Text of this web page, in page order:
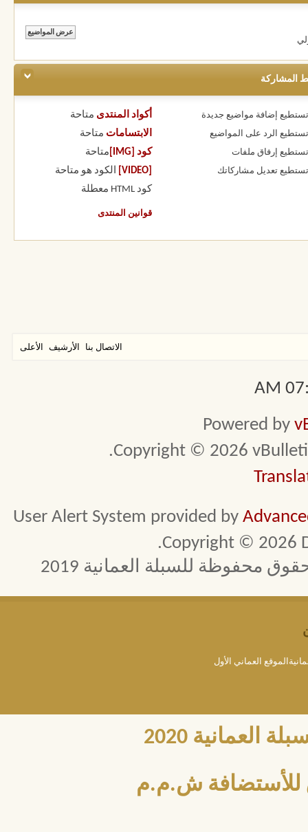
المشاركة
تستطيع إضافة مواضيع جديدة
تستطيع الرد على المواضيع
تستطيع إرفاق ملفات
تستطيع تعديل مشاركاتك
أكواد المنتدى متاحة
الابتسامات متاحة
كود [IMG]
متاحة
الكود هو متاحة
كود HTML
معطلة
قوانين المنتدى
الاتصال بنا الأرشيف الأعلى
Powered by
Copyright © 2026
User Alert System provided by
Copyright © 2026
محفوظة للسبلة العمانية 2019
العماني الأول
2020
للأستضافة ش.م.م